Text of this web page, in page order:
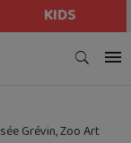
KIDS
Grévin, Zoo Art